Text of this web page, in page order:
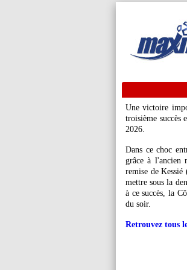
Une victoire
troisième succès
2026.
Dans ce choc
grâce à l'ancien
remise de Kessié
mettre sous la
à ce succès, la
du soir.
Retrouvez tous